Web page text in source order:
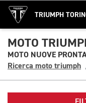
TRIUMPH
MOTO
MOTO NUOVE
Ricerca moto triumph